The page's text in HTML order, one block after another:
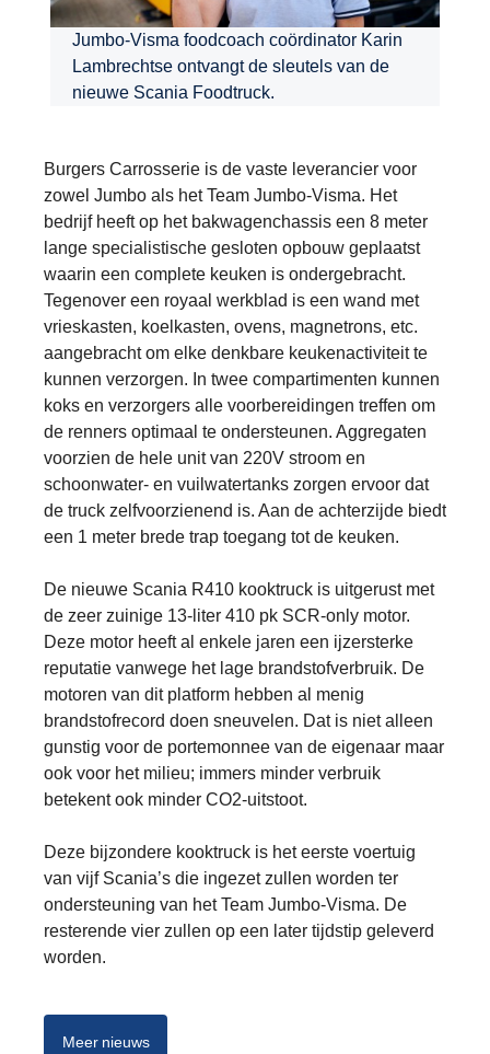
Jumbo-Visma foodcoach coördinator Karin
Lambrechtse ontvangt de sleutels van de
nieuwe Scania Foodtruck.
Burgers Carrosserie is de vaste leverancier voor
zowel Jumbo als het Team Jumbo-Visma. Het
bedrijf heeft op het bakwagenchassis een 8 meter
lange specialistische gesloten opbouw geplaatst
waarin een complete keuken is ondergebracht.
Tegenover een royaal werkblad is een wand met
vrieskasten, koelkasten, ovens, magnetrons, etc.
aangebracht om elke denkbare keukenactiviteit te
kunnen verzorgen. In twee compartimenten kunnen
koks en verzorgers alle voorbereidingen treffen om
de renners optimaal te ondersteunen. Aggregaten
voorzien de hele unit van 220V stroom en
schoonwater- en vuilwatertanks zorgen ervoor dat
de truck zelfvoorzienend is. Aan de achterzijde biedt
een 1 meter brede trap toegang tot de keuken.
De nieuwe Scania R410 kooktruck is uitgerust met
de zeer zuinige 13-liter 410 pk SCR-only motor.
Deze motor heeft al enkele jaren een ijzersterke
reputatie vanwege het lage brandstofverbruik. De
motoren van dit platform hebben al menig
brandstofrecord doen sneuvelen. Dat is niet alleen
gunstig voor de portemonnee van de eigenaar maar
ook voor het milieu; immers minder verbruik
betekent ook minder CO2-uitstoot.
Deze bijzondere kooktruck is het eerste voertuig
van vijf Scania’s die ingezet zullen worden ter
ondersteuning van het Team Jumbo-Visma. De
resterende vier zullen op een later tijdstip geleverd
worden.
Meer nieuws